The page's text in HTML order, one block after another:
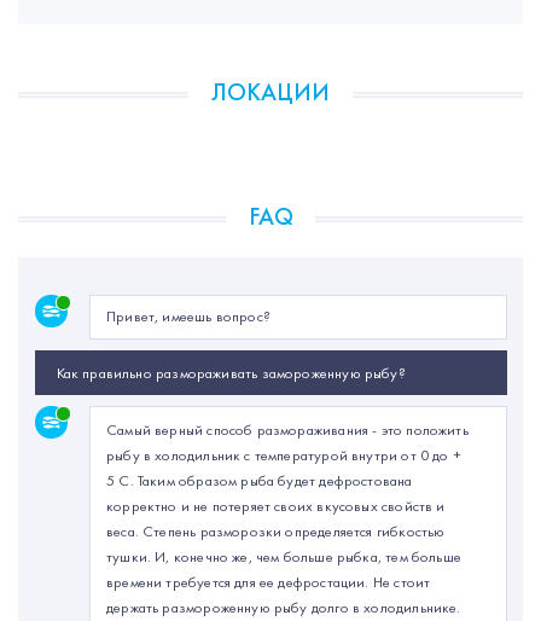
ЛОКАЦИИ
FAQ
Привет, имеешь вопрос?
Как правильно размораживать замороженную рыбу?
Самый верный способ размораживания - это положить
рыбу в холодильник с температурой внутри от 0 до +
5 С. Таким образом рыба будет дефростована
корректно и не потеряет своих вкусовых свойств и
веса. Степень разморозки определяется гибкостью
тушки. И, конечно же, чем больше рыбка, тем больше
времени требуется для ее дефростации. Не стоит
держать размороженную рыбу долго в холодильнике.